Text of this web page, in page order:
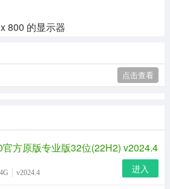
800 的显示器
点击查看
方原版专业版32位(22H2) v2024.4
v2024.4 进入